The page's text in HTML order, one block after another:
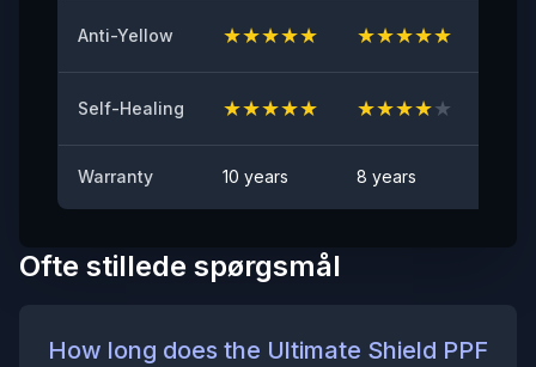
Pletafvisende
Ingen synlig plet
Anti-Yellow ★★★★★ ★★★★★
Self-Healing ★★★★★ ★★★★★
Warranty 10 years 8 years
Ofte stillede spørgsmål
How long does the Ultimate Shield PPF